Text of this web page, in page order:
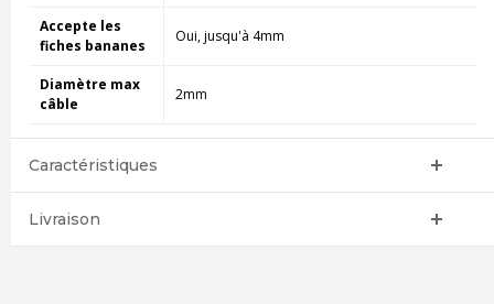
Accepte les
fiches bananes
Oui, jusqu'à 4mm
Diamètre max
câble
2mm
Caractéristiques
Livraison